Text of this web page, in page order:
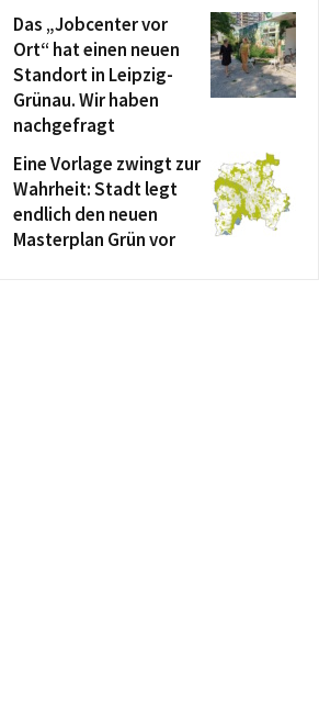
Das „Jobcenter vor
Ort“ hat einen neuen
Standort in Leipzig-
Grünau. Wir haben
nachgefragt
Eine Vorlage zwingt zur
Wahrheit: Stadt legt
endlich den neuen
Masterplan Grün vor